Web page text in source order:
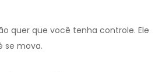
quer que você tenha controle. Ele
se mova.